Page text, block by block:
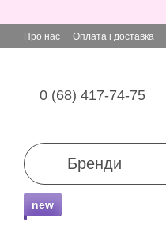
Про нас Оплата і доставка
0 (68) 417-74-75
Бренди
new